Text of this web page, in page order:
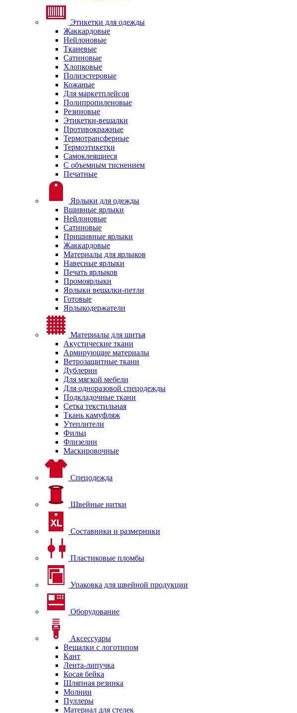
Этикетки для одежды
Жаккардовые
Нейлоновые
Тканевые
Сатиновые
Хлопковые
Полиэстеровые
Кожаные
Для маркетплейсов
Полипропиленовые
Резиновые
Этикетки-вешалки
Противокражные
Термотрансферные
Термоэтикетки
Самоклеящиеся
С объемным тиснением
Печатные
Ярлыки для одежды
Вшивные ярлыки
Нейлоновые
Сатиновые
Пришивные ярлыки
Жаккардовые
Материалы для ярлыков
Навесные ярлыки
Печать ярлыков
Промоярлыки
Ярлыки вешалки-петли
Готовые
Ярлыкодержатели
Материалы для шитья
Акустические ткани
Армирующие материалы
Ветрозащитные ткани
Дублерин
Для мягкой мебели
Для одноразовой спецодежды
Подкладочные ткани
Сетка текстильная
Ткань камуфляж
Утеплители
Фильц
Флизелин
Маскировочные
Спецодежда
Швейные нитки
Составники и размерники
Пластиковые пломбы
Упаковка для швейной продукции
Оборудование
Аксессуары
Вешалки с логотипом
Кант
Лента-липучка
Косая бейка
Шляпная резинка
Молнии
Пуллеры
Материал для стелек